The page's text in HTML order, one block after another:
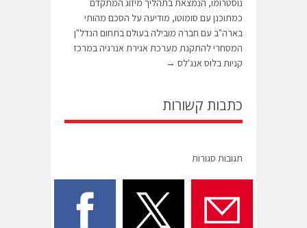
נוסטרומו, הנמצאת בתהליך מיזוג המתקדם
כמתוכנן עם סומוטו, מודיעה על הסכם מהותי
בארה"ב עם חברה מובילה בעולם בתחום הנדל"ן
המסחרי להתקנת מערכת אגירת אנרגיה במרכז
קניות בלוס אנג'לס →
כתבות קשורות
תגובות סגורות